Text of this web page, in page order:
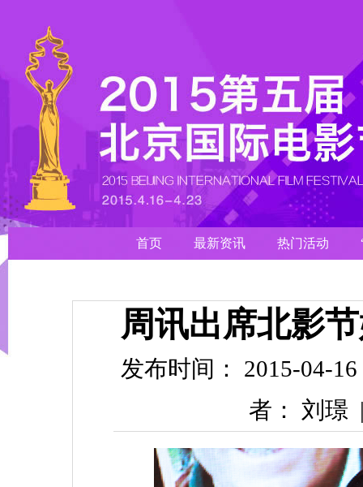
首页 最新资讯 热门活动
周讯出席北影
发布时间： 2015-04-16
者： 刘璟